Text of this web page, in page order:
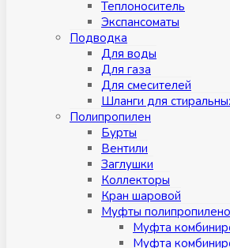
Теплоноситель
Экспансоматы
Подводка
Для воды
Для газа
Для смесителей
Шланги для
Полипропилен
Бурты
Вентили
Заглушки
Коллекторы
Кран шаровой
Муфты
Муфта
Муфта